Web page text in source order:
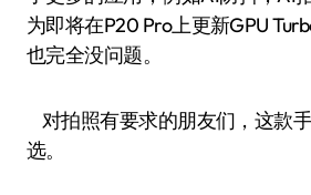
为即将在P20 Pro上更新GPU
也完全没问题。
对拍照有要求的朋友们，这款
选。